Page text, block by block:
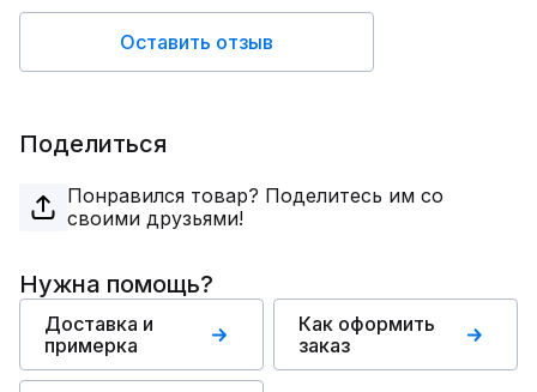
Оставить отзыв
Поделиться
Понравился товар? Поделитесь им со
своими друзьями!
Нужна помощь?
Доставка и
примерка
Как оформить
заказ